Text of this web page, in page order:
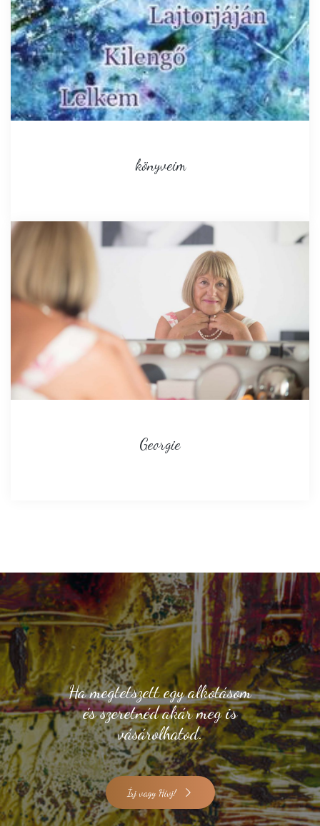
könyveim
Georgie
Ha megtetszett egy alkotásom
és szeretnéd akár meg is
vásárolhatod.
Írj vagy Hívj!